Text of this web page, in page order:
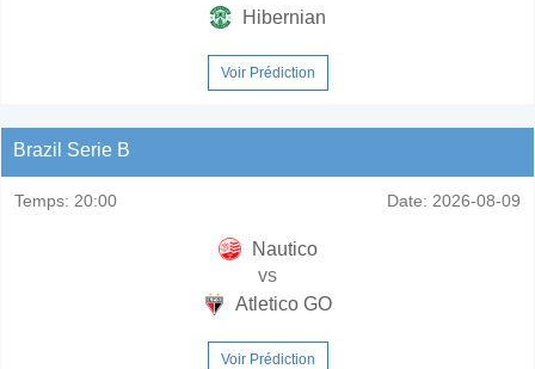
Hibernian
Voir Prédiction
Brazil Serie B
Temps: 20:00 Date: 2026-08-09
Nautico
vs
Atletico GO
Voir Prédiction